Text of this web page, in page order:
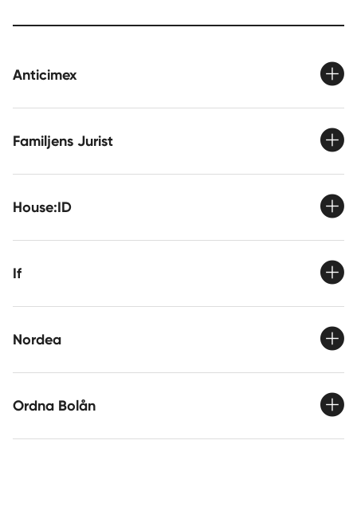
Anticimex
Familjens Jurist
House:ID
If
Nordea
Ordna Bolån